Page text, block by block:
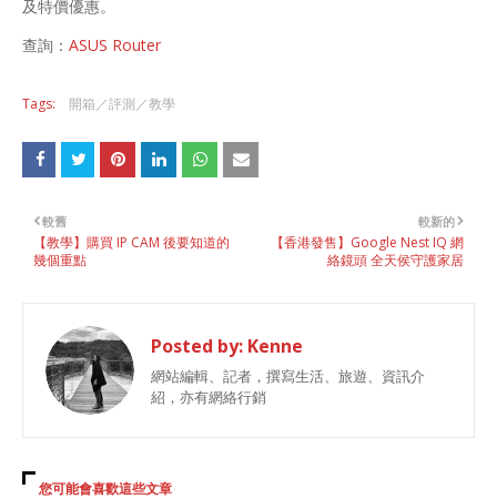
及特價優惠。
查詢： ASUS Router
Tags: 開箱／評測／教學
較新的
【香港發售】Google Nest IQ 網
絡鏡頭 全天侯守護家居
較舊
【教學】購買 IP CAM 後要知道的
幾個重點
Posted by: Kenne
網站編輯、記者，撰寫生活、旅遊、資訊介
紹，亦有網絡行銷
您可能會喜歡這些文章